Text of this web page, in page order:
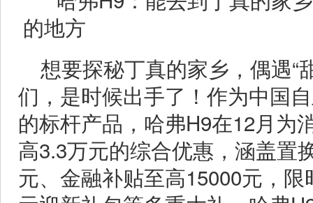
想要探秘丁真的家乡，偶遇“
们，是时候出手了！作为中国
的标杆产品，哈弗H9在12月为
高3.3万元的综合优惠，涵盖置
元、金融补贴至高15000元，